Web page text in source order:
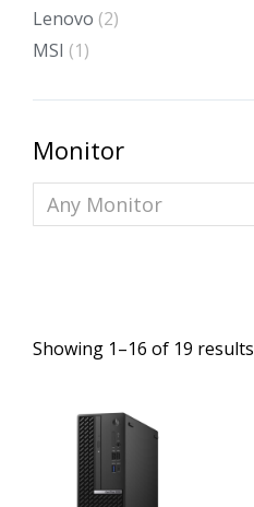
Lenovo (2)
MSI (1)
Monitor
Any Monitor
Showing 1–16 of 19 results